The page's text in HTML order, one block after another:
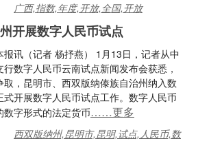
广西,指数,年度,开放,全国,开放
开展数字人民币试点
讯（记者 杨抒燕） 1月13日，记者从中
数字人民币云南试点新闻发布会获悉，
，昆明市、西双版纳傣族自治州纳入数
开展数字人民币试点工作。数字人民币
字形式的法定货币……更多
西双版纳州,昆明市,昆明,试点,人民币,数